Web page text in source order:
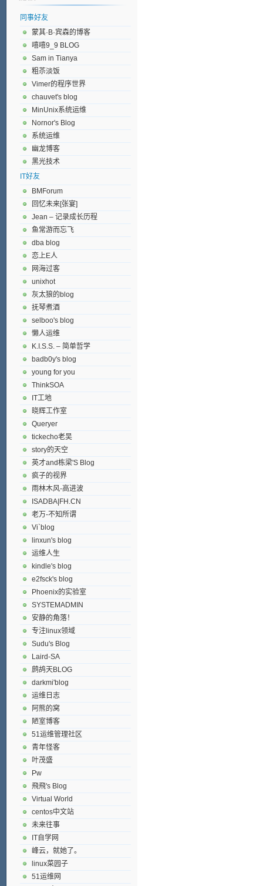
同事好友
蒙其·B·宾森的博客
嘻嘻9_9 BLOG
Sam in Tianya
粗苶淡饭
Vimer的程序世界
chauvet's blog
MinUnix系统运维
Nornor's Blog
系统运维
幽龙博客
黑光技术
IT好友
BMForum
回忆未来[张宴]
Jean – 记录成长历程
鱼常游而忘飞
dba blog
恋上E人
网海过客
unixhot
灰太狼的blog
抚琴煮酒
selboo's blog
懒人运维
K.I.S.S. – 简单哲学
badb0y's blog
young for you
ThinkSOA
IT工地
晓辉工作室
Queryer
tickecho老吴
story的天空
英才and栋梁'S Blog
疯子的视界
雨林木风-高进波
ISADBA|FH.CN
老万-不知所谓
Vi`blog
linxun's blog
运维人生
kindle's blog
e2fsck's blog
Phoenix的实验室
SYSTEMADMIN
安静的角落！
专注linux领域
Sudu's Blog
Laird-SA
鹧鸪天BLOG
darkmi'blog
运维日志
阿熊的窝
陋室博客
51运维管理社区
青年怪客
叶茂盛
Pw
飛飛's Blog
Virtual World
centos中文站
未来往事
IT自学网
峰云，就她了。
linux菜园子
51运维网